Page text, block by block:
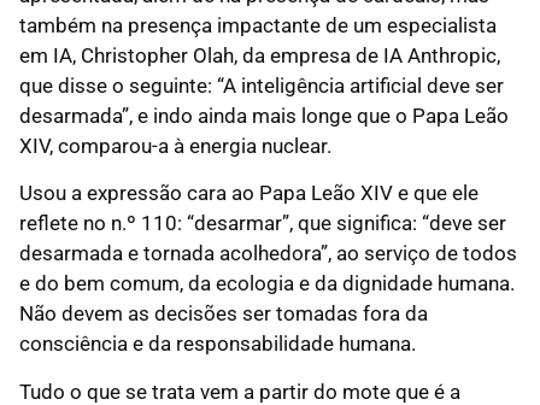
também na presença impactante de um especialista
em IA, Christopher Olah, da empresa de IA Anthropic,
que disse o seguinte: “A inteligência artificial deve ser
desarmada”, e indo ainda mais longe que o Papa Leão
XIV, comparou-a à energia nuclear.
Usou a expressão cara ao Papa Leão XIV e que ele
reflete no n.º 110: “desarmar”, que significa: “deve ser
desarmada e tornada acolhedora”, ao serviço de todos
e do bem comum, da ecologia e da dignidade humana.
Não devem as decisões ser tomadas fora da
consciência e da responsabilidade humana.
Tudo o que se trata vem a partir do mote que é a